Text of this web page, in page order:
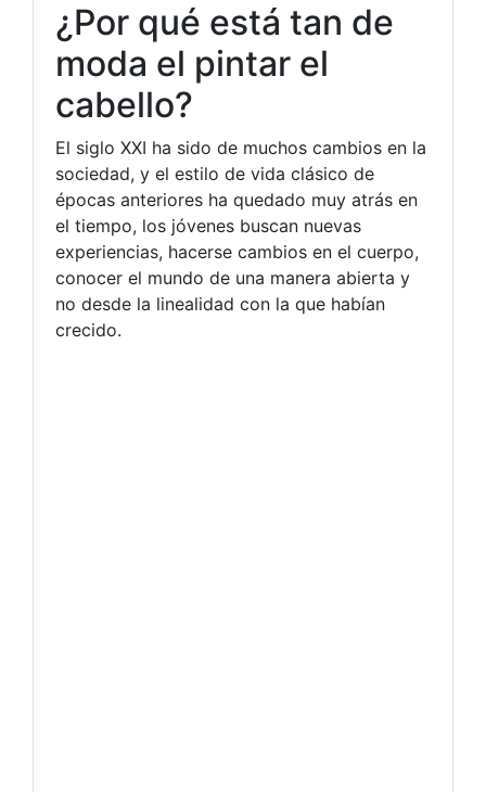
¿Por qué está tan de
moda el pintar el
cabello?
El siglo XXI ha sido de muchos cambios en la
sociedad, y el estilo de vida clásico de
épocas anteriores ha quedado muy atrás en
el tiempo, los jóvenes buscan nuevas
experiencias, hacerse cambios en el cuerpo,
conocer el mundo de una manera abierta y
no desde la linealidad con la que habían
crecido.